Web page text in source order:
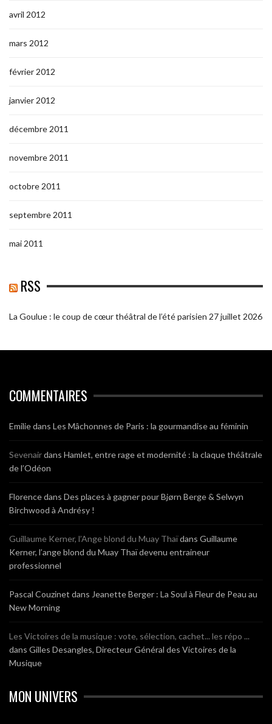
avril 2012
mars 2012
février 2012
janvier 2012
décembre 2011
novembre 2011
octobre 2011
septembre 2011
mai 2011
RSS
La Goulue : le coup de cœur théâtral de l’été parisien 27 juillet 2026
COMMENTAIRES
Emiliedans Les Mâchonnes de Paris : la gourmandise au féminin
Sevenairdans Hamlet, entre rage et modernité : la claque théâtrale
de l’Odéon
Florencedans Des places à gagner pour Bjørn Berge & Selwyn
Birchwood à Andrésy !
Guillaume Kerner, l’Ange blond du Muay Thaïdans Guillaume
Kerner, l’ange blond du Muay Thaï devenu entraineur
professionnel
Pascal Couzinet dans Jeanette Berger : La Soul à Fleur de Peau au
New Morning
Les Victoires de la musique : vote, sélection, cachet... les répo ...
dans Gilles Desangles, Directeur Général des Victoires de la
Musique
MON UNIVERS